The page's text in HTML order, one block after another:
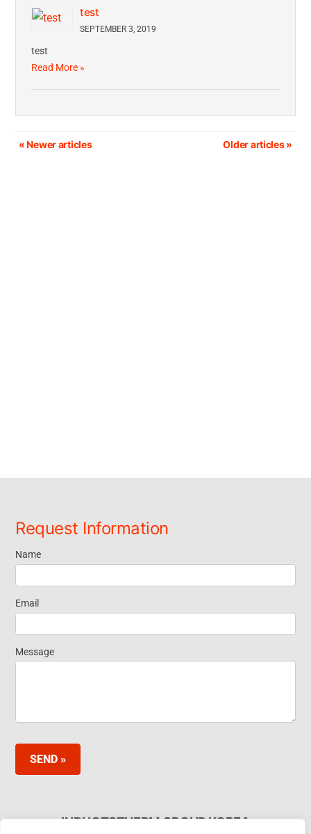
test
SEPTEMBER 3, 2019
test
Read More »
Post
« Newer articles Older articles »
Request Information
Request
Information
Footer
Name
Email
Message
SEND »
INDUCTOTHERM GROUP KOREA